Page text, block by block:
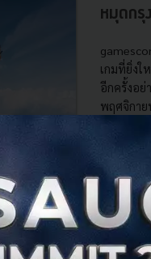
หมุดกรุ
เกมที่ยิ่งใ
อีกครั้งอย่
พฤศจิกา